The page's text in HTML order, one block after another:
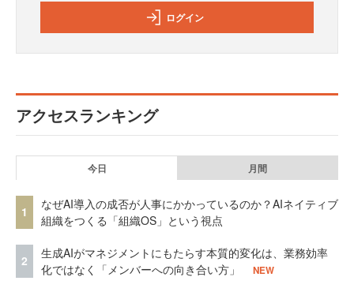
ログイン
アクセスランキング
今日 月間
1
なぜAI導入の成否が人事にかかっているのか？AIネイティブ
組織をつくる「組織OS」という視点
2
生成AIがマネジメントにもたらす本質的変化は、業務効率
化ではなく「メンバーへの向き合い方」
NEW